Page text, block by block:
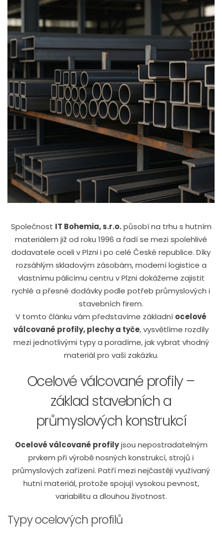
Společnost IT Bohemia, s.r.o.působí na trhu s hutním
materiálem již od roku 1996 a řadí se mezi spolehlivé
dodavatele oceli v Plzni i po celé České republice. Díky
rozsáhlým skladovým zásobám, moderní logistice a
vlastnímu pálicímu centru v Plzni dokážeme zajistit
rychlé a přesné dodávky podle potřeb průmyslových i
stavebních firem.
V tomto článku vám představíme základní ocelové
válcované profily, plechy a tyče, vysvětlíme rozdíly
mezi jednotlivými typy a poradíme, jak vybrat vhodný
materiál pro vaši zakázku.
Ocelové válcované profily –
základ stavebních a
průmyslových konstrukcí
Ocelové válcované profilyjsou nepostradatelným
prvkem při výrobě nosných konstrukcí, strojů i
průmyslových zařízení. Patří mezi nejčastěji využívaný
hutní materiál, protože spojují vysokou pevnost,
variabilitu a dlouhou životnost.
Typy ocelových profilů